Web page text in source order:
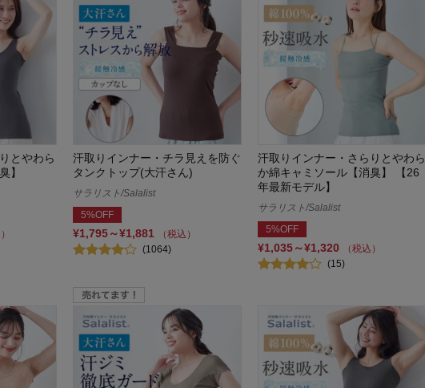
とやわら
】
汗取りインナー・チラ見えを防ぐ
タンクトップ(大汗さん)
サラリスト/Salalist
5%OFF
¥1,795～¥1,881
（税込）
(1064)
汗取りインナー・さらりとやわら
か綿キャミソール【消臭】 【26
年最新モデル】
サラリスト/Salalist
5%OFF
¥1,035～¥1,320
（税込）
(15)